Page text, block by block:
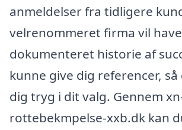
anmeldelser fra tidligere
velrenommeret firma vil
dokumenteret historie af
kunne give dig referencer,
dig tryg i dit valg. Gennem
rottebekmpelse-xxb.dk kan